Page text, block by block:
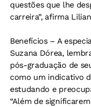
questões que lhe
carreira”, afirma
Benefícios – A
Suzana Dórea,
pós-graduação de
como um indicativo
estudando e
“Além de